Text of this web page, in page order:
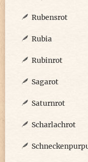
Rubensrot
Rubia
Rubinrot
Sagarot
Saturnrot
Scharlachrot